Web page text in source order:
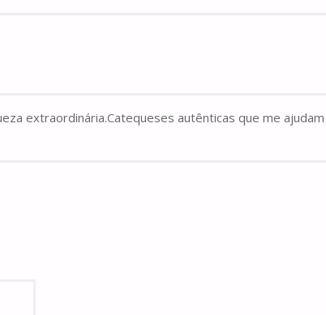
extraordinária.Catequeses autênticas que me ajudam